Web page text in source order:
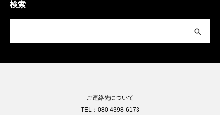
検索
ご連絡先について
TEL：080-4398-6173